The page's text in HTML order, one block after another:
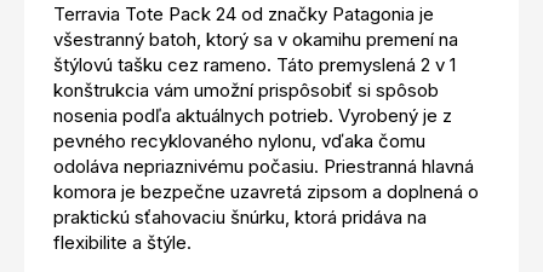
Terravia Tote Pack 24 od značky Patagonia je
všestranný batoh, ktorý sa v okamihu premení na
štýlovú tašku cez rameno. Táto premyslená 2 v 1
konštrukcia vám umožní prispôsobiť si spôsob
nosenia podľa aktuálnych potrieb. Vyrobený je z
pevného recyklovaného nylonu, vďaka čomu
odoláva nepriaznivému počasiu. Priestranná hlavná
komora je bezpečne uzavretá zipsom a doplnená o
praktickú sťahovaciu šnúrku, ktorá pridáva na
flexibilite a štýle.